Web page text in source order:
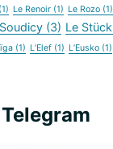
(1) Le Renoir (1) Le Rozo (1)
(3) Le Stück
(1) L’Elef (1) L’Eusko (1)